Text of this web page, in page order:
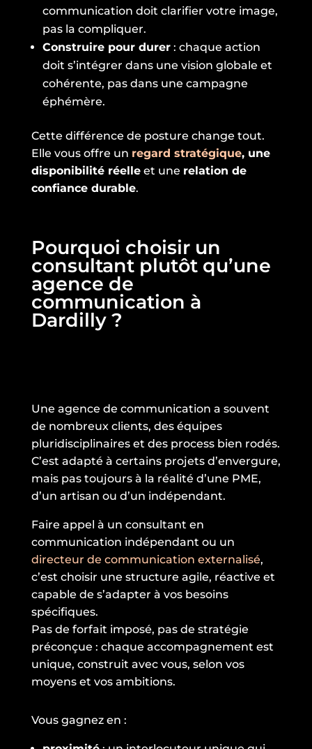
communication doit clarifier votre image,
pas la compliquer.
Construire pour durer: chaque action
doit s’intégrer dans une vision globale et
cohérente, pas dans une campagne
éphémère.
Cette différence de posture change tout.
Elle vous offre un regard stratégique, une
disponibilité réelleet une relation de
confiance durable.
Pourquoi choisir un
consultant plutôt qu’une
agence de
communication à
Dardilly ?
Une agence de communication a souvent
de nombreux clients, des équipes
pluridisciplinaires et des process bien rodés.
C’est adapté à certains projets d’envergure,
mais pas toujours à la réalité d’une PME,
d’un artisan ou d’un indépendant.
Faire appel à un consultant en
communication indépendant ou un
directeur de communication externalisé,
c’est choisir une structure agile, réactive et
capable de s’adapter à vos besoins
spécifiques.
Pas de forfait imposé, pas de stratégie
préconçue : chaque accompagnement est
unique, construit avec vous, selon vos
moyens et vos ambitions.
Vous gagnez en :